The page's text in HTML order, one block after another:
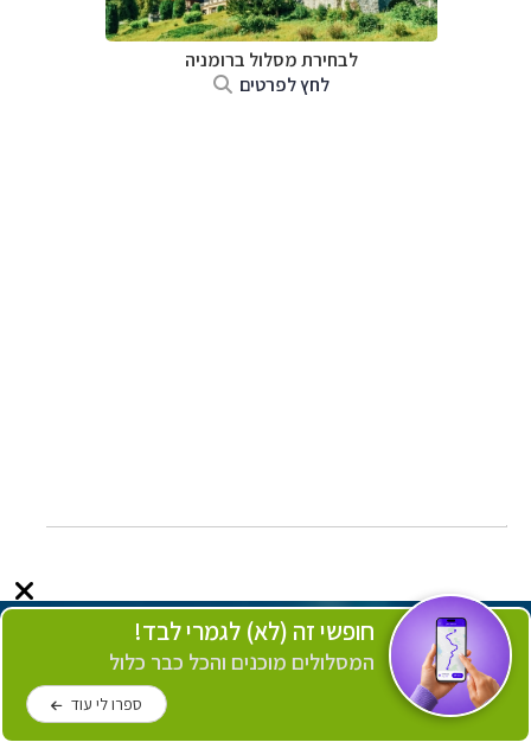
לבחירת מסלול ברומניה
לחץ לפרטים
חופשי זה (לא) לגמרי לבד!
המסלולים מוכנים והכל כבר כלול
ספרו לי עוד